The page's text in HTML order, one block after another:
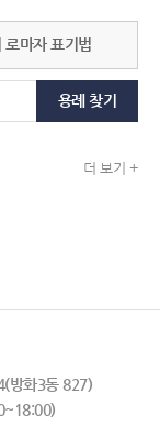
로마자 표기법
용례 찾기
더 보기 +
방화3동 827)